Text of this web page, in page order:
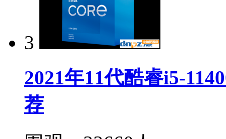
3
2021年11代酷睿i5-
荐